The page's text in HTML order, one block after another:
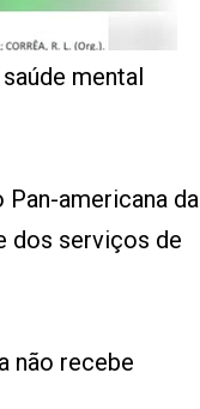
mental
americana da
dos serviços de
não recebe